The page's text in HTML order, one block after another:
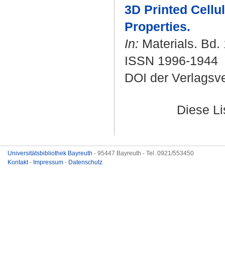
3D Printed
Properties.
In: Materials. Bd.
ISSN 1996-1944
DOI der
Diese
Universitätsbibliothek Bayreuth - 95447 Bayreuth - Tel. 0921/553450
Kontakt- Impressum - Datenschutz